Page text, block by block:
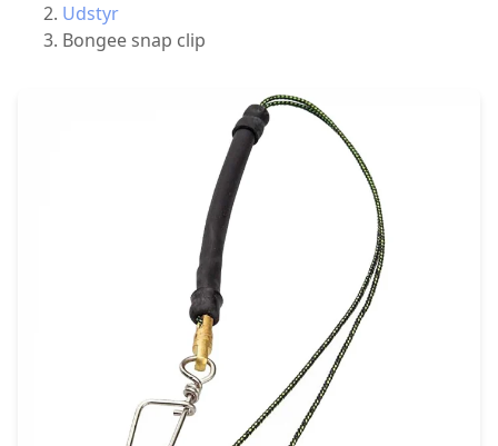
Udstyr
Bongee snap clip